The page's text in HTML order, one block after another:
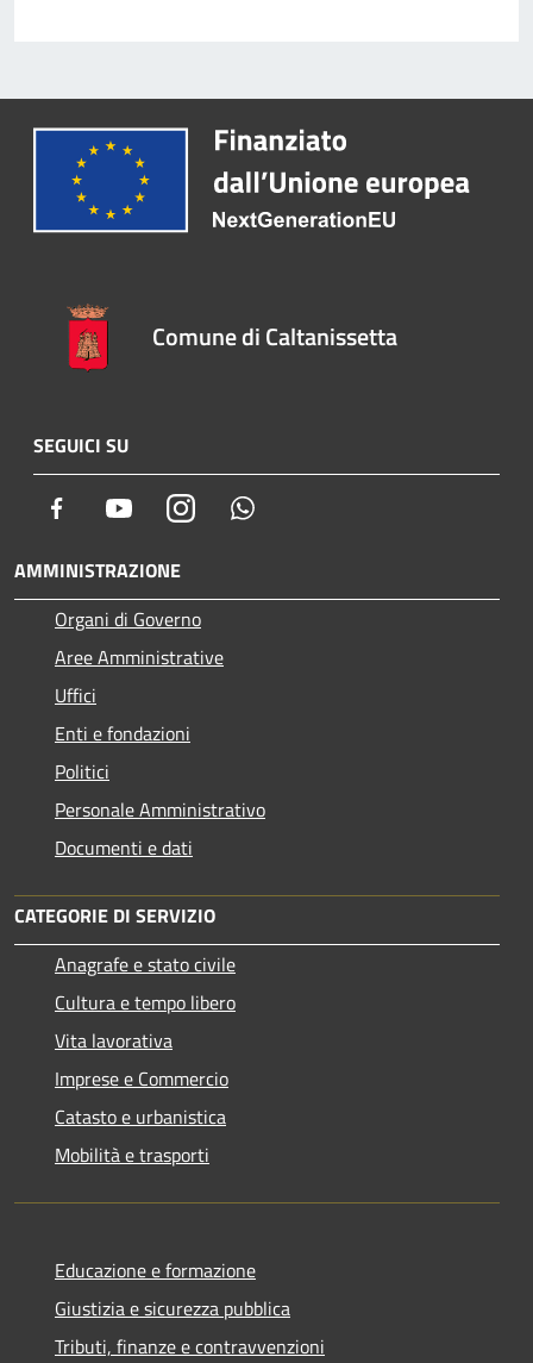
Comune di Caltanissetta
SEGUICI SU
Facebook YoutubeInstagram
AMMINISTRAZIONE
Organi di Governo
Aree Amministrative
Uffici
Enti e fondazioni
Politici
Personale Amministrativo
Documenti e dati
CATEGORIE DI SERVIZIO
Anagrafe e stato civile
Cultura e tempo libero
Vita lavorativa
Imprese e Commercio
Catasto e urbanistica
Mobilità e trasporti
Educazione e formazione
Giustizia e sicurezza pubblica
Tributi, finanze e contravvenzioni